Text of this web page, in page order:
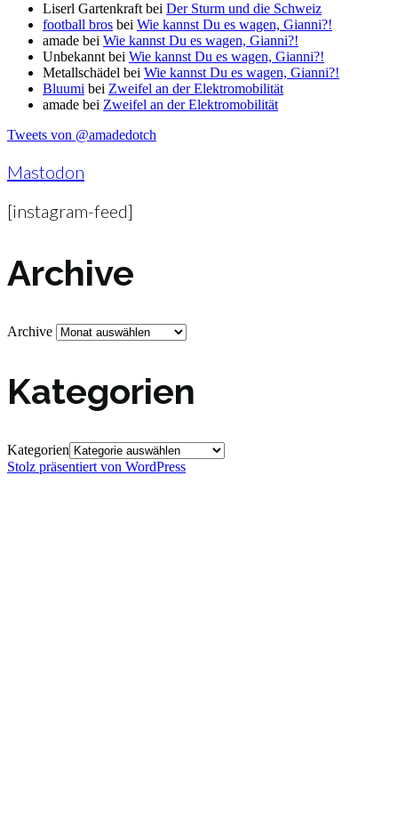
Liserl Gartenkraft bei Der Sturm und die Schweiz
football bros bei Wie kannst Du es wagen, Gianni?!
amade bei Wie kannst Du es wagen, Gianni?!
Unbekannt bei Wie kannst Du es wagen, Gianni?!
Metallschädel bei Wie kannst Du es wagen, Gianni?!
Bluumi bei Zweifel an der Elektromobilität
amade bei Zweifel an der Elektromobilität
Tweets von @amadedotch
Mastodon
[instagram-feed]
Archive
Archive
Kategorien
Kategorien
Stolz präsentiert von WordPress